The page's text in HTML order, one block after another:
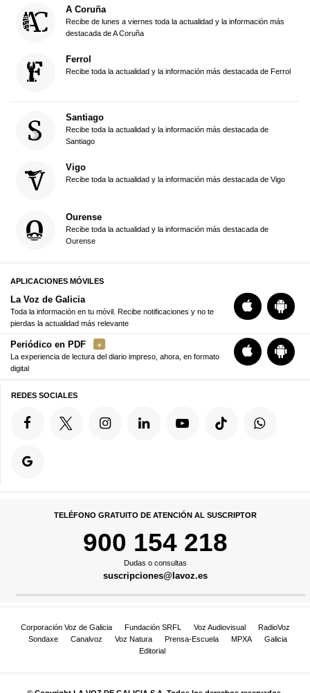
A Coruña
Recibe de lunes a viernes toda la actualidad y la información más
destacada de A Coruña
Ferrol
Recibe toda la actualidad y la información más destacada de Ferrol
Santiago
Recibe toda la actualidad y la información más destacada de
Santiago
Vigo
Recibe toda la actualidad y la información más destacada de Vigo
Ourense
Recibe toda la actualidad y la información más destacada de
Ourense
APLICACIONES MÓVILES
La Voz de Galicia
Toda la información en tu móvil. Recibe notificaciones y no te
pierdas la actualidad más relevante
Periódico en PDF
La experiencia de lectura del diario impreso, ahora, en formato
digital
REDES SOCIALES
TELÉFONO GRATUITO DE ATENCIÓN AL SUSCRIPTOR
900 154 218
Dudas o consultas
suscripciones@lavoz.es
Corporación Voz de Galicia Fundación SRFL Voz Audiovisual
RadioVoz
Sondaxe
Canalvoz Voz Natura Prensa-Escuela MPXA
Galicia
Editorial